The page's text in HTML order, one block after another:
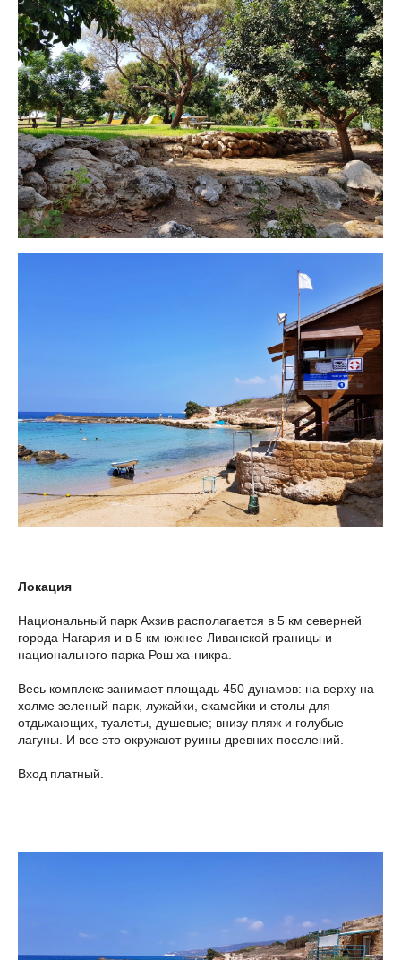
Локация
Национальный парк Ахзив располагается в 5 км северней
города Нагария и в 5 км южнее Ливанской границы и
национального парка Рош ха-никра.
Весь комплекс занимает площадь 450 дунамов: на верху на
холме зеленый парк, лужайки, скамейки и столы для
отдыхающих, туалеты, душевые; внизу пляж и голубые
лагуны. И все это окружают руины древних поселений.
Вход платный.